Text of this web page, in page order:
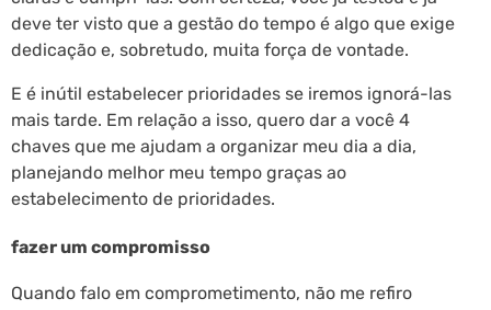
deve ter visto que a gestão do tempo é algo que exige
dedicação e, sobretudo, muita força de vontade.
E é inútil estabelecer prioridades se iremos ignorá-las
mais tarde. Em relação a isso, quero dar a você 4
chaves que me ajudam a organizar meu dia a dia,
planejando melhor meu tempo graças ao
estabelecimento de prioridades.
fazer um compromisso
Quando falo em comprometimento, não me refiro